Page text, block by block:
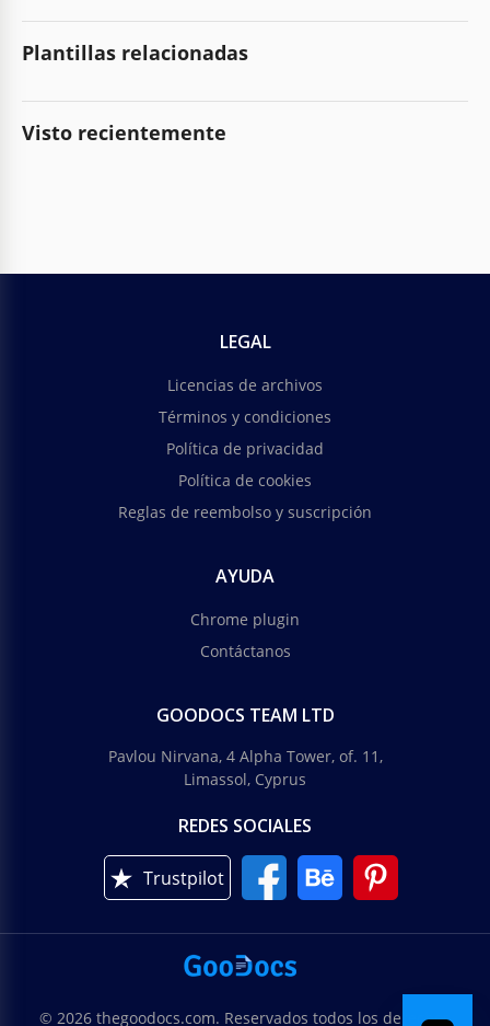
Plantillas relacionadas
Visto recientemente
LEGAL
Licencias de archivos
Términos y condiciones
Política de privacidad
Política de cookies
Reglas de reembolso y suscripción
AYUDA
Chrome plugin
Contáctanos
GOODOCS TEAM LTD
Pavlou Nirvana, 4 Alpha Tower, of. 11,
Limassol, Cyprus
REDES SOCIALES
Trustpilot
© 2026 thegoodocs.com. Reservados todos los derechos